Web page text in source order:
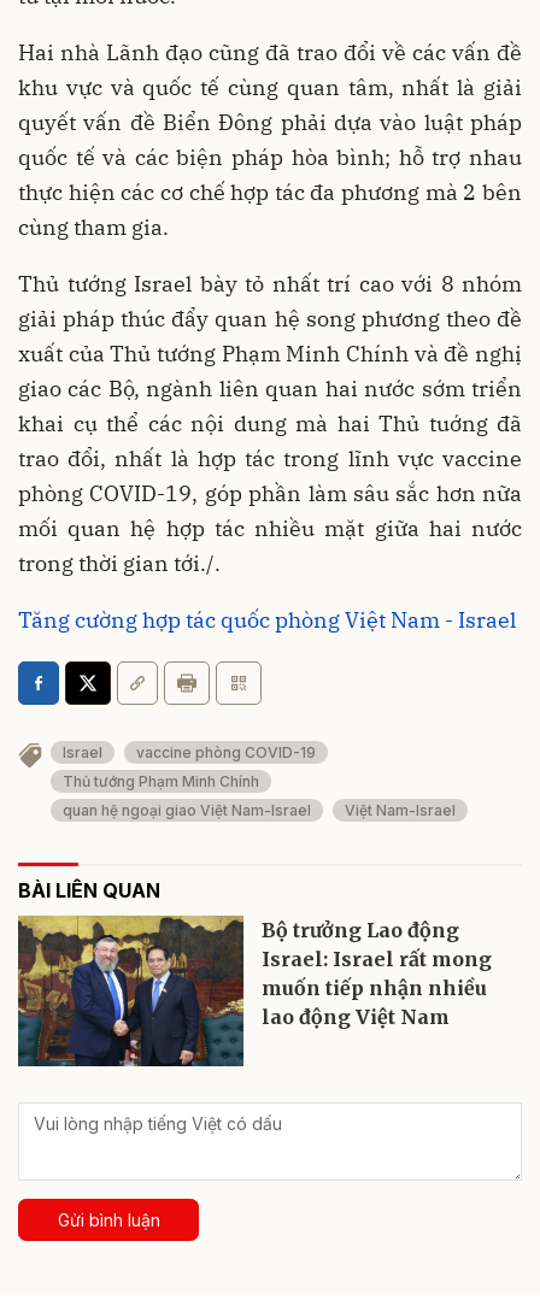
Hai nhà Lãnh đạo cũng đã trao đổi về các vấn đề
khu vực và quốc tế cùng quan tâm, nhất là giải
quyết vấn đề Biển Đông phải dựa vào luật pháp
quốc tế và các biện pháp hòa bình; hỗ trợ nhau
thực hiện các cơ chế hợp tác đa phương mà 2 bên
cùng tham gia.
Thủ tướng Israel bày tỏ nhất trí cao với 8 nhóm
giải pháp thúc đẩy quan hệ song phương theo đề
xuất của Thủ tướng Phạm Minh Chính và đề nghị
giao các Bộ, ngành liên quan hai nước sớm triển
khai cụ thể các nội dung mà hai Thủ tuớng đã
trao đổi, nhất là hợp tác trong lĩnh vực vaccine
phòng COVID-19, góp phần làm sâu sắc hơn nữa
mối quan hệ hợp tác nhiều mặt giữa hai nước
trong thời gian tới./.
Tăng cường hợp tác quốc phòng Việt Nam - Israel
Israel
vaccine phòng COVID-19
Thủ tướng Phạm Minh Chính
quan hệ ngoại giao Việt Nam-Israel
Việt Nam-Israel
BÀI LIÊN QUAN
Bộ trưởng Lao động
Israel: Israel rất mong
muốn tiếp nhận nhiều
lao động Việt Nam
Gửi bình luận